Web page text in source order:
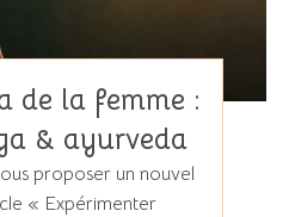
de la femme :
& ayurveda
proposer un nouvel
« Expérimenter